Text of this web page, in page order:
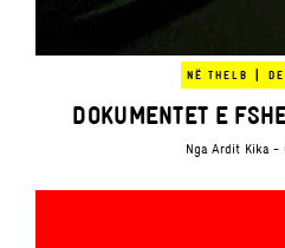
NË THELB |
DOKUMENTET E
NgaArdit Kika-